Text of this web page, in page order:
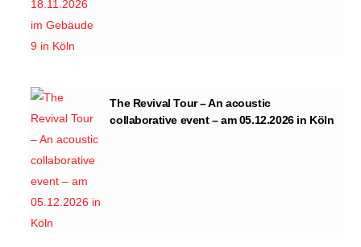
The Revival Tour – An acoustic
collaborative event – am 05.12.2026 in Köln